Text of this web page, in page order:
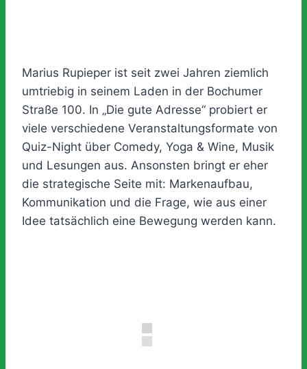
Marius Rupieper ist seit zwei Jahren ziemlich
umtriebig in seinem Laden in der Bochumer
Straße 100. In „Die gute Adresse“ probiert er
viele verschiedene Veranstaltungsformate von
Quiz-Night über Comedy, Yoga & Wine, Musik
und Lesungen aus. Ansonsten bringt er eher
die strategische Seite mit: Markenaufbau,
Kommunikation und die Frage, wie aus einer
Idee tatsächlich eine Bewegung werden kann.